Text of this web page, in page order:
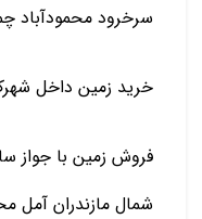
سرخرود محمودآباد
خرید زمین داخل
فروش زمین با جواز
شمال مازندران آمل